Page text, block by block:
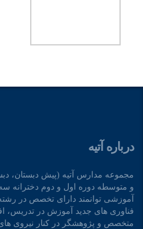
درباره آتیه
مجموعه مدارس آتیه (پیش دبستان،
و متوسطه دوره اول و دوم دخترانه سه
آموزشی توانمند دارای تخصص در
فناوری های جدید آموزش در تدریس،
متخصص و پژوهشگر در کنار نیروی